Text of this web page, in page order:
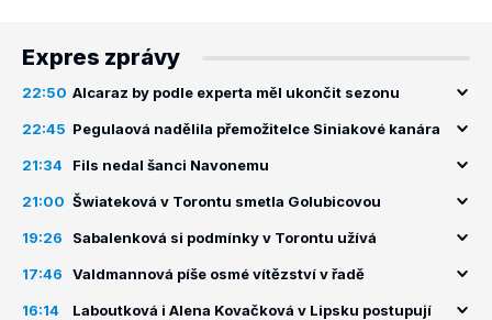
Expres zprávy
22:50 Alcaraz by podle experta měl ukončit sezonu
22:45 Pegulaová nadělila přemožitelce Siniakové kanára
21:34 Fils nedal šanci Navonemu
21:00 Šwiateková v Torontu smetla Golubicovou
19:26 Sabalenková si podmínky v Torontu užívá
17:46 Valdmannová píše osmé vítězství v řadě
16:14 Laboutková i Alena Kovačková v Lipsku postupují